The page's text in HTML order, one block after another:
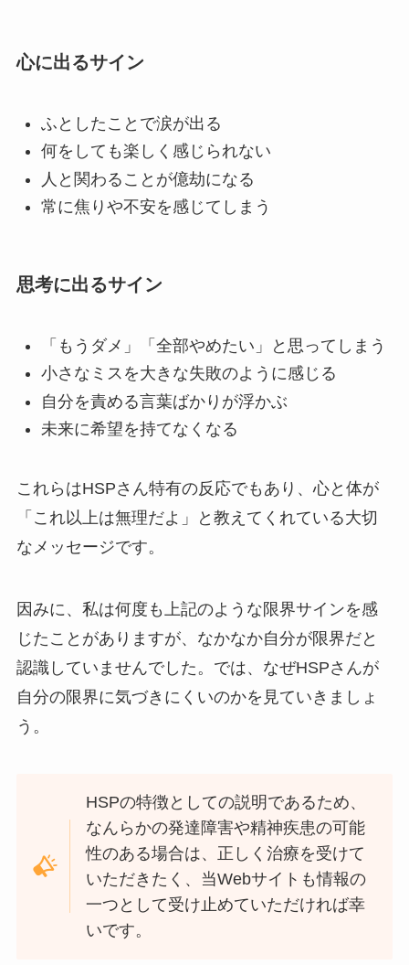
心に出るサイン
ふとしたことで涙が出る
何をしても楽しく感じられない
人と関わることが億劫になる
常に焦りや不安を感じてしまう
思考に出るサイン
「もうダメ」「全部やめたい」と思ってしまう
小さなミスを大きな失敗のように感じる
自分を責める言葉ばかりが浮かぶ
未来に希望を持てなくなる
これらはHSPさん特有の反応でもあり、心と体が
「これ以上は無理だよ」と教えてくれている大切
なメッセージです。
因みに、私は何度も上記のような限界サインを感
じたことがありますが、なかなか自分が限界だと
認識していませんでした。では、なぜHSPさんが
自分の限界に気づきにくいのかを見ていきましょ
う。
HSPの特徴としての説明であるため、
なんらかの発達障害や精神疾患の可能
性のある場合は、正しく治療を受けて
いただきたく、当Webサイトも情報の
一つとして受け止めていただければ幸
いです。